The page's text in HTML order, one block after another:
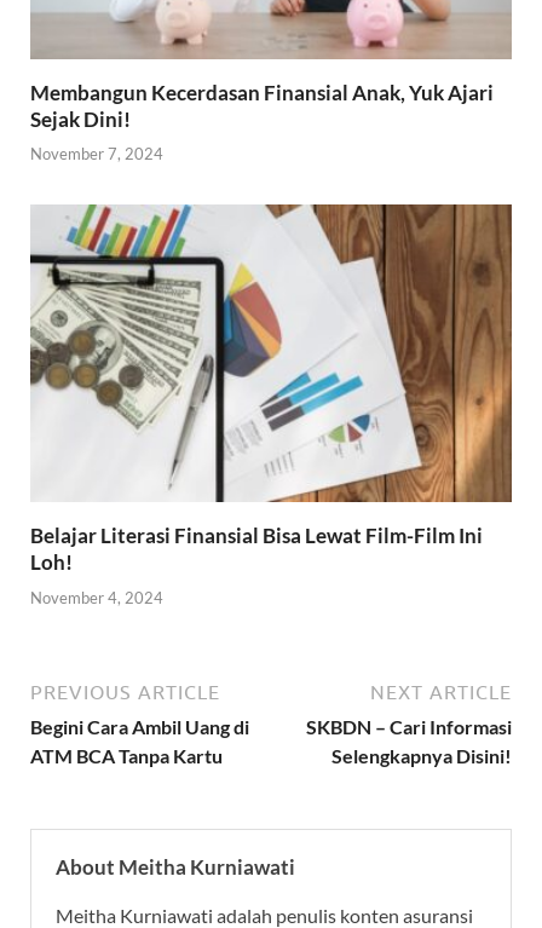
Membangun Kecerdasan Finansial Anak, Yuk Ajari
Sejak Dini!
November 7, 2024
Belajar Literasi Finansial Bisa Lewat Film-Film Ini
Loh!
November 4, 2024
PREVIOUS ARTICLE
Begini Cara Ambil Uang di
ATM BCA Tanpa Kartu
NEXT ARTICLE
SKBDN – Cari Informasi
Selengkapnya Disini!
About Meitha Kurniawati
Meitha Kurniawati adalah penulis konten asuransi